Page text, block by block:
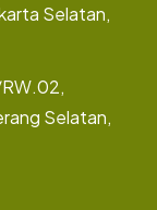
Selatan,
Selatan,